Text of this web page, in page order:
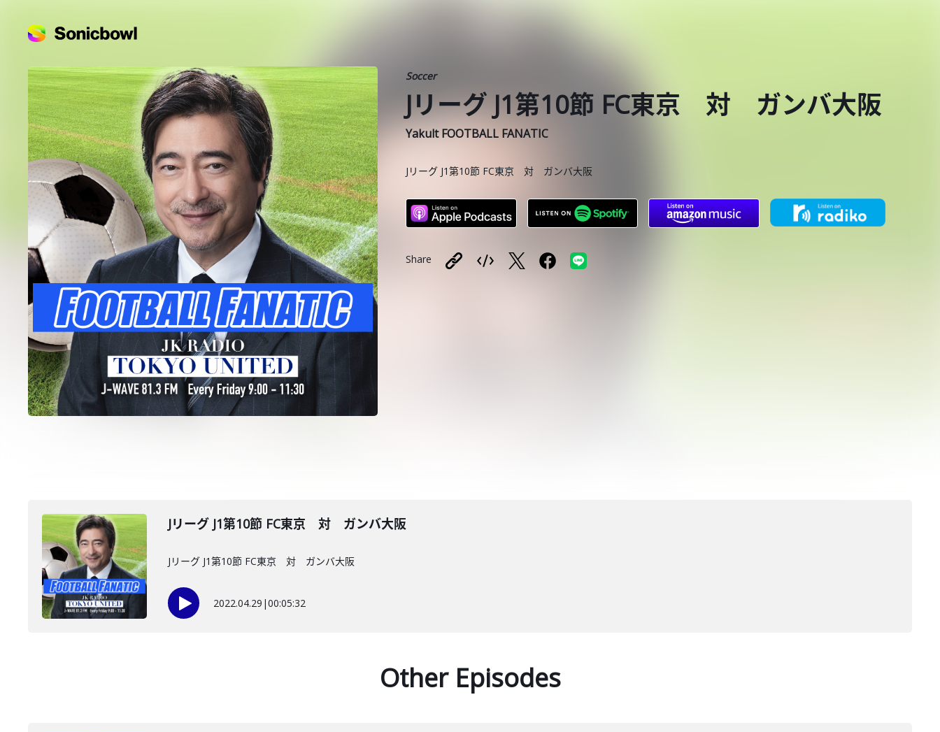
Soccer
Jリーグ J1第10節 FC東京 対 ガンバ大阪
Yakult FOOTBALL FANATIC
Jリーグ J1第10節 FC東京 対 ガンバ大阪
Share
Jリーグ J1第10節 FC東京 対 ガンバ大阪
Jリーグ J1第10節 FC東京 対 ガンバ大阪
2022.04.29 |00:05:32
Other Episodes